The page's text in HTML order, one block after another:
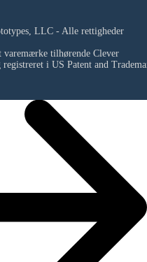
LLC - Alle rettigheder
varemærke tilhørende Clever
i US Patent and